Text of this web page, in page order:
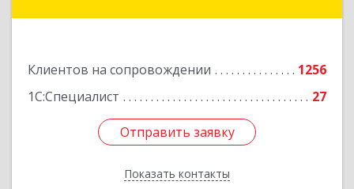
Клиентов на сопровождении
1256
1С:Специалист
27
Отправить заявку
Показать контакты
Отправить заявку
Назад